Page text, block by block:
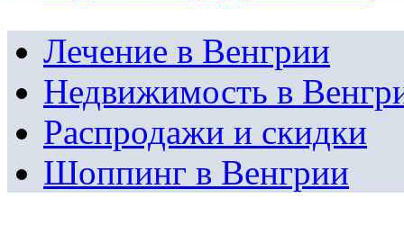
Лечение в Венгрии
Недвижимость в
Распродажи и скидки
Шоппинг в Венгрии